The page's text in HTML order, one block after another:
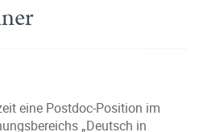
eine Postdoc-Position im
„Deutsch in